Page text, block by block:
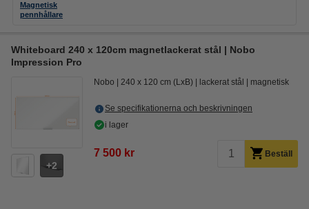
Magnetisk
pennhållare
Whiteboard 240 x 120cm magnetlackerat stål | Nobo
Impression Pro
2
Nobo 240 x 120 cm (LxB) lackerat stål magnetisk
Se specifikationerna och beskrivningen
i lager
7 500 kr Beställ